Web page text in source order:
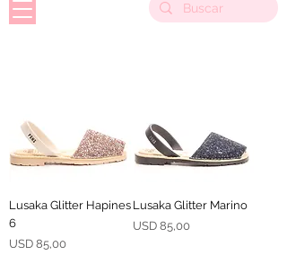
Lusaka Glitter Hapines
6
Precio
USD 85,00
Lusaka Glitter Marino
Precio
USD 85,00